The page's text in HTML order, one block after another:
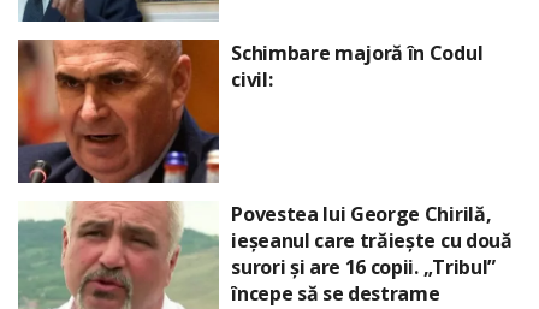
Schimbare majoră în Codul
civil:
Povestea lui George Chirilă,
ieșeanul care trăiește cu două
surori și are 16 copii. „Tribul”
începe să se destrame